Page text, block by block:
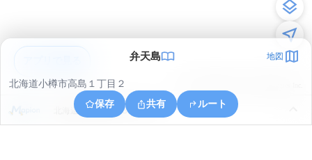
弁天島 地図
北海道小樽市高島１丁目２
保存
共有 ルート
北海道小樽市手宮３丁目８